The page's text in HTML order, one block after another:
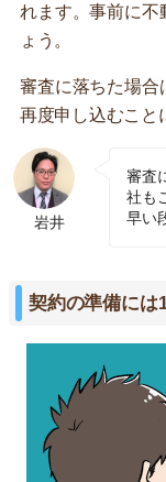
れます。事前に不
ょう。
審査に落ちた場合
再度申し込むこと
岩井
審査
社も
早い
契約の準備には